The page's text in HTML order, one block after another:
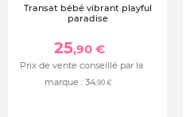
Transat bébé vibrant playful
paradise
25,90 €
Prix de vente conseillé par la
marque : 34,90 €